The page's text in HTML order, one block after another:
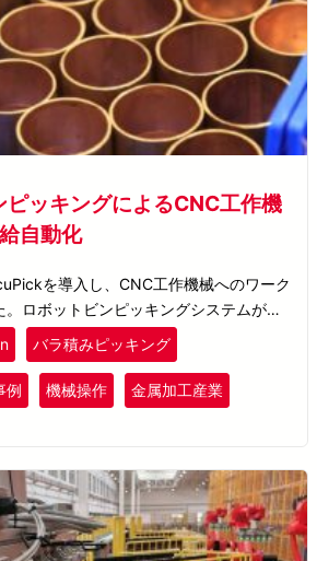
ッキングによるCNC工作機
自動化
を導入し、CNC工作機械へのワーク
ロボットビンピッキングシステムが未
、3Dピッキング座標を生成して、ロボ
キングと配置を支援します。
バラ積みピッキング
例 機械操作 金属加工産業